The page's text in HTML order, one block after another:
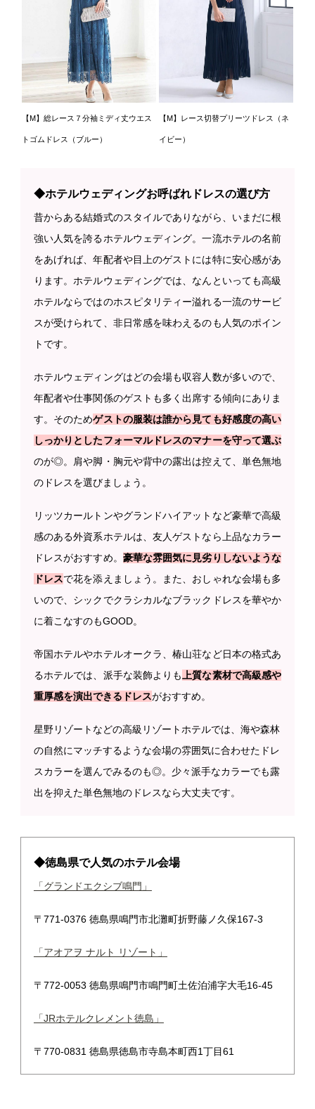
【M】総レース７分袖ミディ丈ウエス
トゴムドレス（ブルー）
【M】レース切替プリーツドレス（ネ
イビー）
◆ホテルウェディングお呼ばれドレスの選び方
昔からある結婚式のスタイルでありながら、いまだに根
強い人気を誇るホテルウェディング。一流ホテルの名前
をあげれば、年配者や目上のゲストには特に安心感があ
ります。ホテルウェディングでは、なんといっても高級
ホテルならではのホスピタリティー溢れる一流のサービ
スが受けられて、非日常感を味わえるのも人気のポイン
トです。
ホテルウェディングはどの会場も収容人数が多いので、
年配者や仕事関係のゲストも多く出席する傾向にありま
す。そのためゲストの服装は誰から見ても好感度の高い
しっかりとしたフォーマルドレスのマナーを守って選ぶ
のが◎。肩や脚・胸元や背中の露出は控えて、単色無地
のドレスを選びましょう。
リッツカールトンやグランドハイアットなど豪華で高級
感のある外資系ホテルは、友人ゲストなら上品なカラー
ドレスがおすすめ。 豪華な雰囲気に見劣りしないような
ドレスで花を添えましょう。また、おしゃれな会場も多
いので、シックでクラシカルなブラックドレスを華やか
に着こなすのもGOOD。
帝国ホテルやホテルオークラ、椿山荘など日本の格式あ
るホテルでは、派手な装飾よりも
上質な素材で高級感や
重厚感を演出できるドレスがおすすめ。
星野リゾートなどの高級リゾートホテルでは、海や森林
の自然にマッチするような会場の雰囲気に合わせたドレ
スカラーを選んでみるのも◎。少々派手なカラーでも露
出を抑えた単色無地のドレスなら大丈夫です。
◆徳島県で人気のホテル会場
「グランドエクシブ鳴門」
〒771-0376 徳島県鳴門市北灘町折野藤ノ久保167-3
「アオアヲ ナルト リゾート」
〒772-0053 徳島県鳴門市鳴門町土佐泊浦字大毛16-45
「JRホテルクレメント徳島」
〒770-0831 徳島県徳島市寺島本町西1丁目61